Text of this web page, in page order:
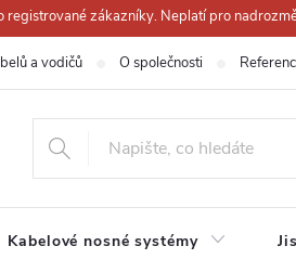
zákazníky. Neplatí pro
a vodičů O společnosti
Kabelové nosné systémy